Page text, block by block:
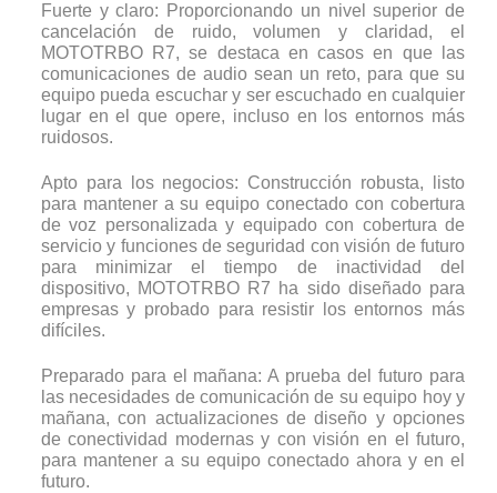
Fuerte y claro: Proporcionando un nivel superior de
cancelación de ruido, volumen y claridad, el
MOTOTRBO R7, se destaca en casos en que las
comunicaciones de audio sean un reto, para que su
equipo pueda escuchar y ser escuchado en cualquier
lugar en el que opere, incluso en los entornos más
ruidosos.
Apto para los negocios: Construcción robusta, listo
para mantener a su equipo conectado con cobertura
de voz personalizada y equipado con cobertura de
servicio y funciones de seguridad con visión de futuro
para minimizar el tiempo de inactividad del
dispositivo, MOTOTRBO R7 ha sido diseñado para
empresas y probado para resistir los entornos más
difíciles.
Preparado para el mañana: A prueba del futuro para
las necesidades de comunicación de su equipo hoy y
mañana, con actualizaciones de diseño y opciones
de conectividad modernas y con visión en el futuro,
para mantener a su equipo conectado ahora y en el
futuro.